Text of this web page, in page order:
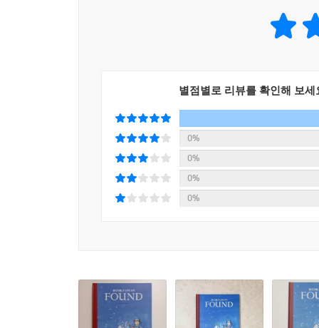
아직 경험하지 못한 세계에 한 발짝 다가갈 용기를
“바닷가에 가면 우리가 무엇을 찾게 될지 결코 알
아이와 할아버지는 바다로 나가고, 바위섬 근처
세계로 데려가고 난파선과 해적들의 보물이 있
환상의 세계를 마음껏 탐험하며 바다 수영을 즐
별점별로 리뷰를 확인해 보세
0%
0%
0%
0%